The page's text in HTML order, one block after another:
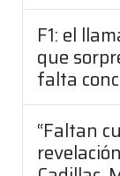
F1: el
que
falta
“Faltan